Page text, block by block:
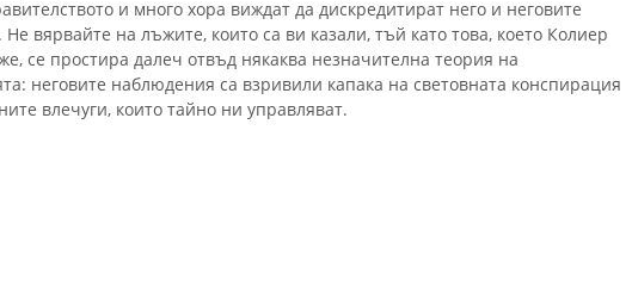
и много хора виждат да дискредитират него и неговите
вярвайте на лъжите, които са ви казали, тъй като това, което Колиер
се простира далеч отвъд някаква незначителна теория на
неговите наблюдения са взривили капака на световната конспирация
влечуги, които тайно ни управляват.